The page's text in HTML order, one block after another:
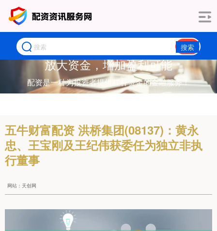
搜索
放大资金，增加盈利可能
配资是一种为投资者提供杠杆资金的金融服务！
五牛财富配资 洪桥集团(08137)：黄永
忠、王宝刚及王纪伟获委任为独立非执
行董事
网站：天创网